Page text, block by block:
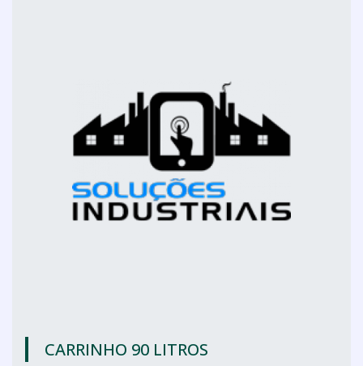
CARRINHO 90 LITROS